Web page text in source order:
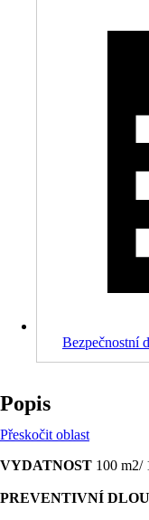
Bezpečnostní
Popis
Přeskočit oblast
VYDATNOST 100 m2/
PREVENTIVNÍ